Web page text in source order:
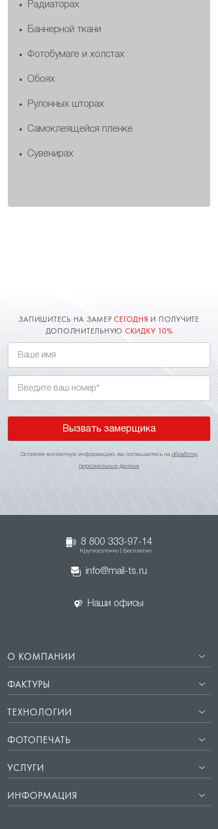
Радиаторах
Баннерной ткани
Фотобумаге и холстах
Обоях
Рулонных шторах
Самоклеящейся пленке
Сувенирах
ЗАПИШИТЕСЬ НА ЗАМЕРСЕГОДНЯ И ПОЛУЧИТЕ
ДОПОЛНИТЕЛЬНУЮ СКИДКУ 10%
Вызвать замерщика
Оставляя контактную информацию, вы соглашаетесь на обработку
персональных данных
8 800 333-97-14
Круглосуточно | Бесплатно
info@mail-ts.ru
Наши офисы
О КОМПАНИИ
ФАКТУРЫ
ТЕХНОЛОГИИ
ФОТОПЕЧАТЬ
УСЛУГИ
ИНФОРМАЦИЯ